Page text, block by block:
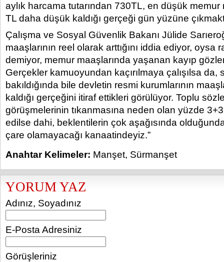
aylık harcama tutarından 730TL, en düşük memur
TL daha düşük kaldığı gerçeği gün yüzüne
Çalışma ve Sosyal Güvenlik Bakanı Jülide
maaşlarının reel olarak arttığını iddia ediyor, oysa
demiyor, memur maaşlarında yaşanan kayıp
Gerçekler kamuoyundan kaçırılmaya çalışılsa da,
bakıldığında bile devletin resmi kurumlarının
kaldığı gerçeğini itiraf ettikleri görülüyor. Toplu
görüşmelerinin tıkanmasına neden olan yüzde
edilse dahi, beklentilerin çok aşağısında
çare olamayacağı kanaatindeyiz.”
Anahtar Kelimeler: Manşet, Sürmanşet
YORUM YAZ
Adınız, Soyadınız
E-Posta Adresiniz
Görüşleriniz